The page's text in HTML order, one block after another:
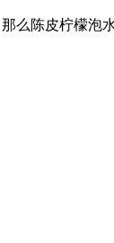
么陈皮柠檬泡